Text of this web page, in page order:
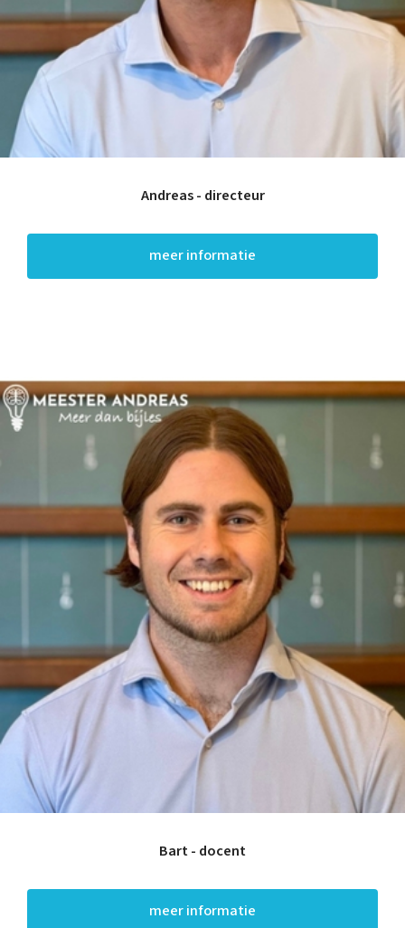
Andreas - directeur
meer informatie
Bart - docent
meer informatie